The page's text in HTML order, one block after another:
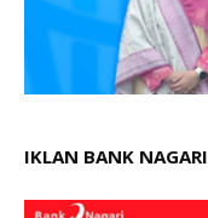
IKLAN BANK NAGARI